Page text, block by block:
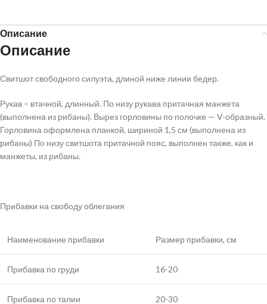
Описание
Описание
Свитшот свободного силуэта, длиной ниже линии бедер.
Рукав – втачной, длинный. По низу рукава притачная манжета
(выполнена из рибаны). Вырез горловины по полочке — V-образный.
Горловина оформлена планкой, шириной 1,5 см (выполнена из
рибаны) По низу свитшота притачной пояс, выполнен также, как и
манжеты, из рибаны.
Прибавки на свободу облегания
Наименование прибавки Размер прибавки, см
Прибавка по груди 16-20
Прибавка по талии 20-30